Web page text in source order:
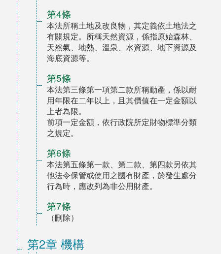
第4條
本法所稱土地及改良物，其定義依土地法之
有關規定。所稱天然資源，係指原始森林、
天然氣、地熱、溫泉、水資源、地下資源及
海底資源等。
第5條
本法第三條第一項第二款所稱動產，係以耐
用年限在二年以上，且其價值在一定金額以
上者為限。
前項一定金額，依行政院所定財物標準分類
之規定。
第6條
本法第五條第一款、第二款、第四款另依其
他法令保管或使用之國有財產，於發生處分
行為時，應改列為非公用財產。
第7條
（刪除）
第2章 機構